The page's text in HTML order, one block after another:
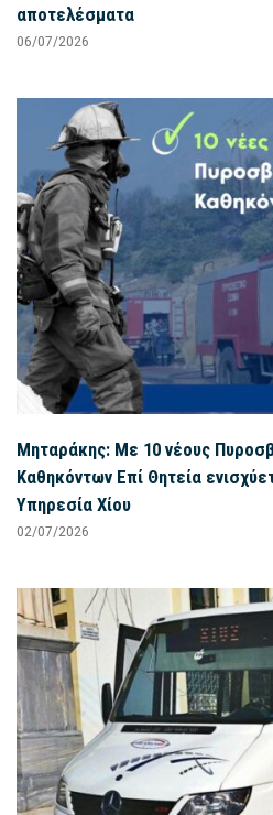
αποτελέσματα
06/07/2026
Μηταράκης: Με 10 νέους
Καθηκόντων Επί Θητεία
Υπηρεσία Χίου
02/07/2026